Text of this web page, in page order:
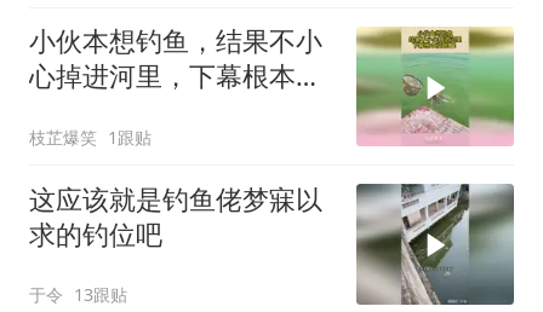
小伙本想钓鱼，结果不小
心掉进河里，下幕根本没
枝芷爆笑 1跟贴
这应该就是钓鱼佬梦寐以
求的钓位吧
于令 13跟贴